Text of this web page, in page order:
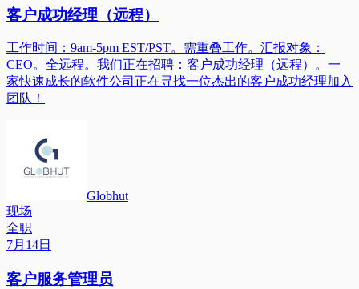
客户成功经理（远程）
工作时间：9am-5pm EST/PST。需重叠工作。汇报对象：
CEO。全远程。我们正在招聘：客户成功经理（远程）。一
家快速成长的软件公司正在寻找一位杰出的客户成功经理加入
团队！
Globhut
现场
全职
7月14日
客户服务管理员